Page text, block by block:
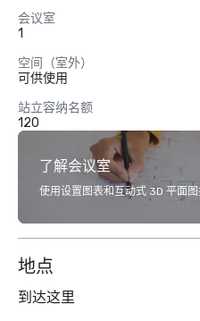
会议室
1
空间（室外）
可供使用
站立容纳名额
120
了解会议室
使用设置图表和互动式 3D 平面图
地点
到达这里